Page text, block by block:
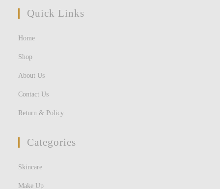
Quick Links
Home
Shop
About Us
Contact Us
Return & Policy
Categories
Skincare
Make Up